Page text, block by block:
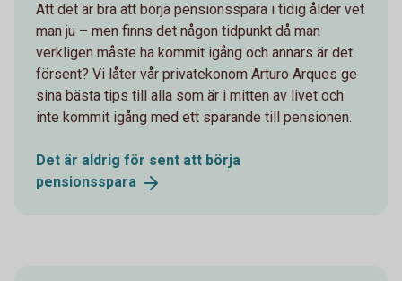
Att det är bra att börja pensionsspara i tidig ålder vet
man ju – men finns det någon tidpunkt då man
verkligen måste ha kommit igång och annars är det
försent? Vi låter vår privatekonom Arturo Arques ge
sina bästa tips till alla som är i mitten av livet och
inte kommit igång med ett sparande till pensionen.
Det är aldrig för sent att börja
pensionsspara